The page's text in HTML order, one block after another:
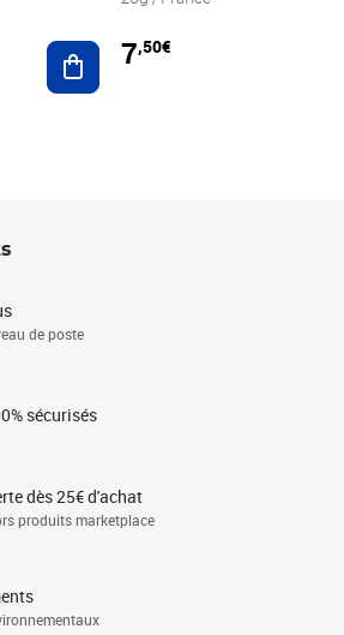
Ajouter au panier
7,50€
de poste
sécurisés
dès 25€ d'achat
produits marketplace